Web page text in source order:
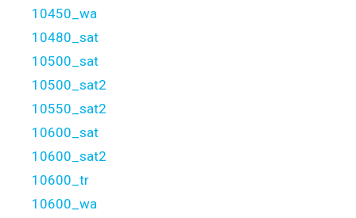
10450_wa
10480_sat
10500_sat
10500_sat2
10550_sat2
10600_sat
10600_sat2
10600_tr
10600_wa